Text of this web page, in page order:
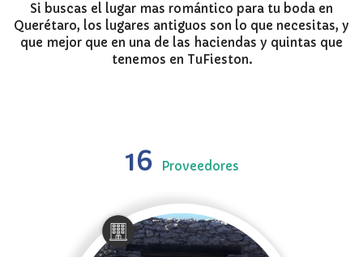
Si buscas el lugar mas romántico para tu boda en
Querétaro, los lugares antiguos son lo que necesitas, y
que mejor que en una de las haciendas y quintas que
tenemos en TuFieston.
16 Proveedores